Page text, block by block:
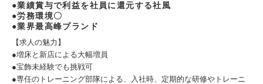
●業績賞与で利益を社員に還元する社風
●労務環境〇
●業界最高峰ブランド
【求人の魅力】
●増床と新店による大幅増員
●宝飾未経験でも挑戦可
●専任のトレーニング部隊による、入社時、定期的な研修やトレーニ